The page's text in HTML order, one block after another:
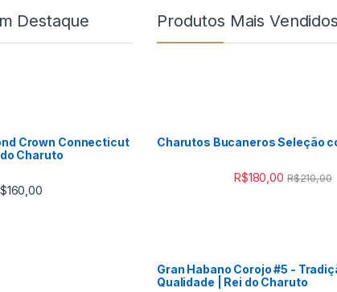
Destaque
Crown Connecticut
Charuto
160,00
Produtos Mais Vendidos
Charutos Bucaneros Seleção
R$180,00 R$210,00
Gran Habano Corojo #5 -
Qualidade | Rei do Charuto